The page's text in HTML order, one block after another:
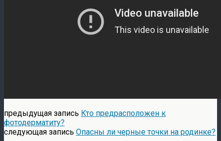
предыдущая запись Кто предрасположен к
фотодерматиту?
следующая запись Опасны ли черные точки на родинке?